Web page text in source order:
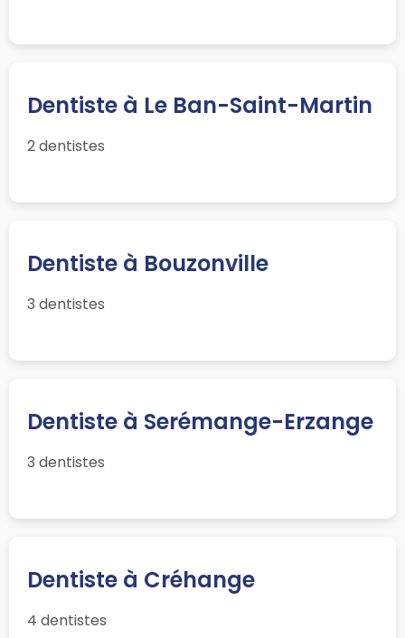
Dentiste à Le Ban-Saint-Martin
2 dentistes
Dentiste à Bouzonville
3 dentistes
Dentiste à Serémange-Erzange
3 dentistes
Dentiste à Créhange
4 dentistes